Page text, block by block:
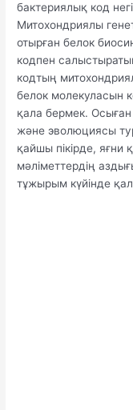
бактериялық код
Митохондриялы
отырған белок
кодпен
кодтың
белок молекуласын
қала бермек.
және эволюциясы
қайшы пікірде, яғни
мәліметтердің
тұжырым күйінде